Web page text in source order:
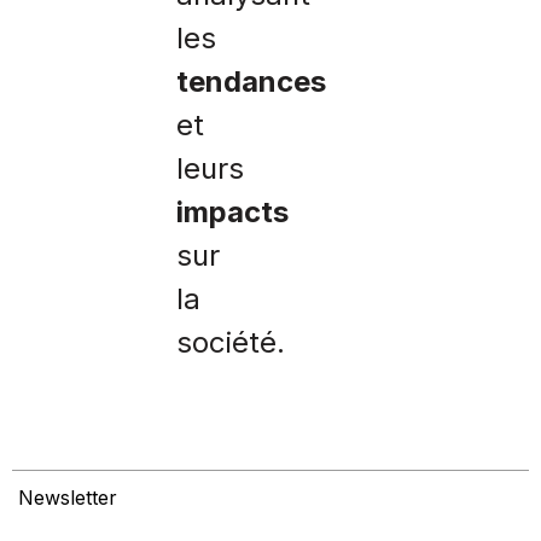
les
tendances
et
leurs
impacts
sur
la
société.
Newsletter